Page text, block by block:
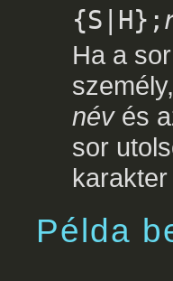
{S|H};
Ha a
névés
sor
Példa